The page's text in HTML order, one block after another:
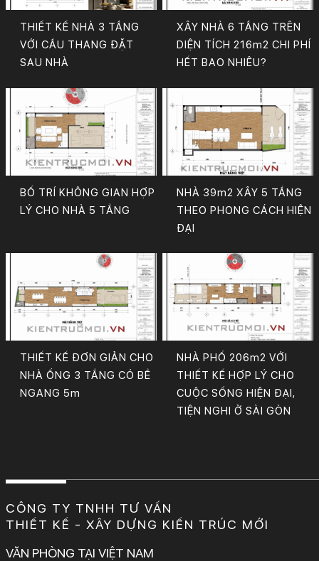
THIẾT KẾ NHÀ 3 TẦNG
VỚI CẦU THANG ĐẶT
SAU NHÀ
XÂY NHÀ 6 TẦNG TRÊN
DIỆN TÍCH 216m2 CHI PHÍ
HẾT BAO NHIÊU?
BỐ TRÍ KHÔNG GIAN HỢP
LÝ CHO NHÀ 5 TẦNG
NHÀ 39m2 XÂY 5 TẦNG
THEO PHONG CÁCH HIỆN
ĐẠI
THIẾT KẾ ĐƠN GIẢN CHO
NHÀ ỐNG 3 TẦNG CÓ BỀ
NGANG 5m
NHÀ PHỐ 206m2 VỚI
THIẾT KẾ HỢP LÝ CHO
CUỘC SỐNG HIỆN ĐẠI,
TIỆN NGHI Ở SÀI GÒN
CÔNG TY TNHH TƯ VẤN
THIẾT KẾ - XÂY DỰNG KIẾN TRÚC MỚI
VĂN PHÒNG TẠI VIỆT NAM